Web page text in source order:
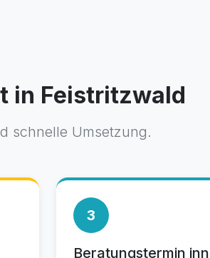
in Feistritzwald
schnelle Umsetzung.
3
Beratungstermin